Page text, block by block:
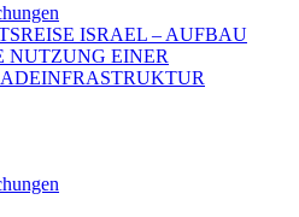
ISRAEL – AUFBAU
NUTZUNG EINER